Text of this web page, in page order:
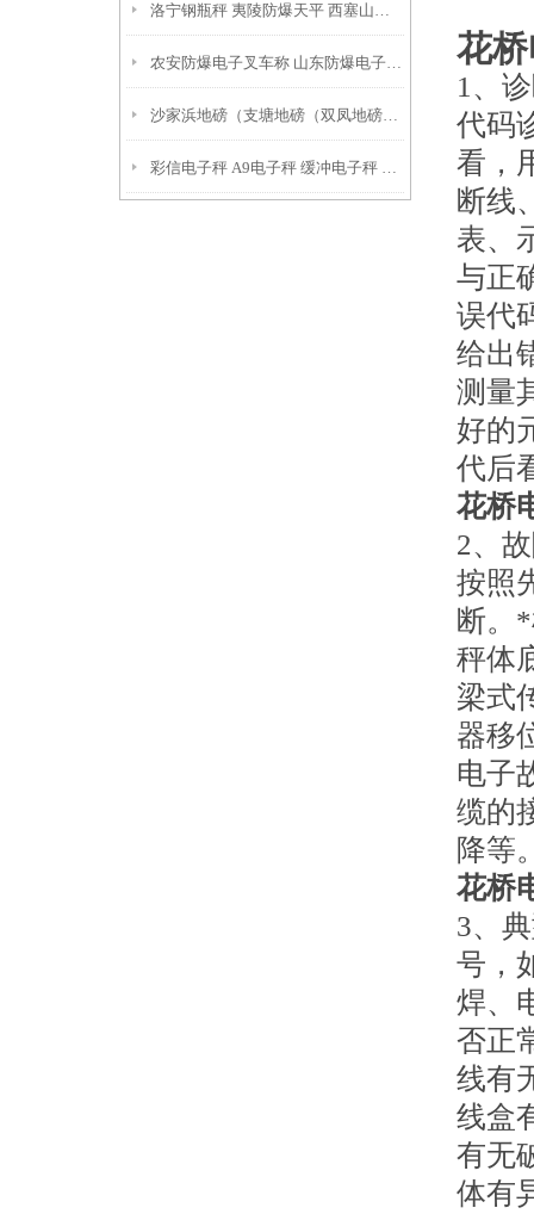
洛宁钢瓶秤 夷陵防爆天平 西塞山吊机秤保养方法
农安防爆电子叉车称 山东防爆电子油桶秤 莱城电子防爆台称
沙家浜地磅（支塘地磅（双凤地磅）高照地磅
彩信电子秤 A9电子秤 缓冲电子秤 鼓桶秤
花
1、
代码
看，
断线
表、
与正
误代
给出
测量
好的
代后
花桥
2、
按照
断。
秤体
梁式
器移
电子
缆的
降等
花桥
3、
号，
焊、
否正
线有
线盒
有无
体有